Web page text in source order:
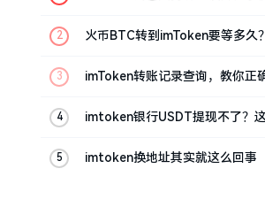
火币BTC转到imToken要等多久
imToken转账记录查询，教你正
imtoken银行USDT提现不了？
imtoken换地址其实就这么回事